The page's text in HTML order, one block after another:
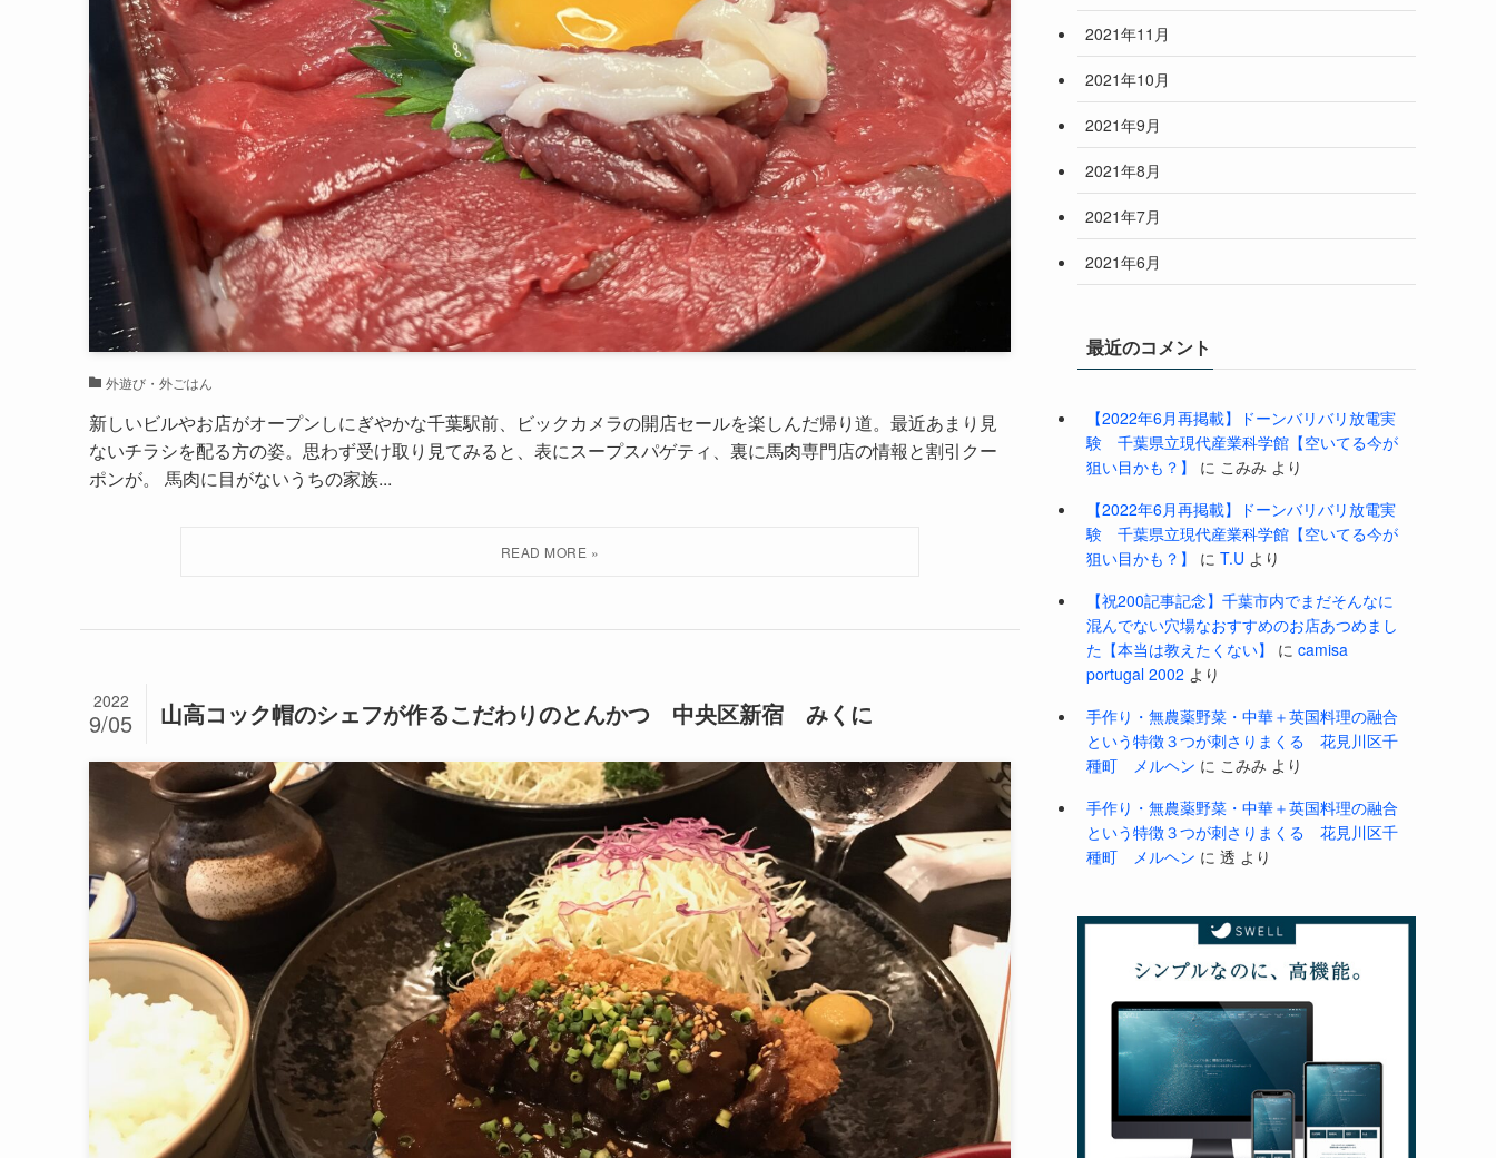
外遊び・外ごはん
新しいビルやお店がオープンしにぎやかな千葉駅前、ビックカメラの開店セールを楽しんだ帰り道。最近あまり見
ないチラシを配る方の姿。思わず受け取り見てみると、表にスープスパゲティ、裏に馬肉専門店の情報と割引クー
ポンが。 馬肉に目がないうちの家族...
山高コック帽のシェフが作るこだわりのとんかつ 中央区新宿 みくに
2022
9/05
2021年11月
2021年10月
2021年9月
2021年8月
2021年7月
2021年6月
最近のコメント
【2022年6月再掲載】ドーンバリバリ放電実
験 千葉県立現代産業科学館【空いてる今が
狙い目かも？】
に こみみ より
【2022年6月再掲載】ドーンバリバリ放電実
験 千葉県立現代産業科学館【空いてる今が
狙い目かも？】
に T.U より
【祝200記事記念】千葉市内でまだそんなに
混んでない穴場なおすすめのお店あつめまし
た【本当は教えたくない】
に camisa
portugal 2002 より
手作り・無農薬野菜・中華＋英国料理の融合
という特徴３つが刺さりまくる 花見川区千
種町 メルヘン に こみみ より
手作り・無農薬野菜・中華＋英国料理の融合
という特徴３つが刺さりまくる 花見川区千
種町 メルヘン に 透 より